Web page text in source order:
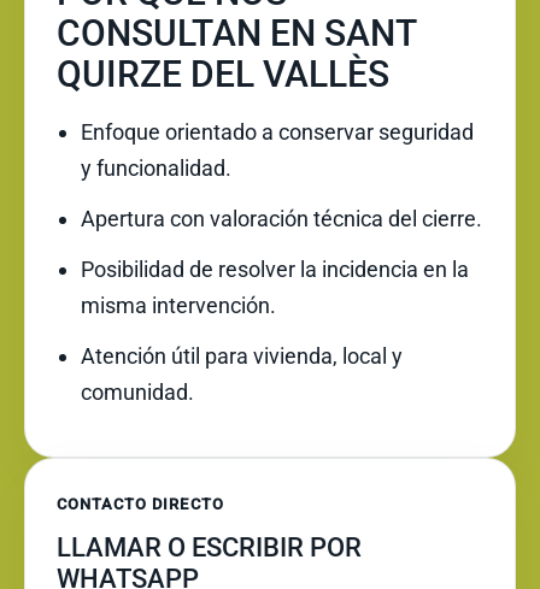
CONSULTAN EN SANT
QUIRZE DEL VALLÈS
Enfoque orientado a conservar seguridad
y funcionalidad.
Apertura con valoración técnica del cierre.
Posibilidad de resolver la incidencia en la
misma intervención.
Atención útil para vivienda, local y
comunidad.
CONTACTO DIRECTO
LLAMAR O ESCRIBIR POR
WHATSAPP